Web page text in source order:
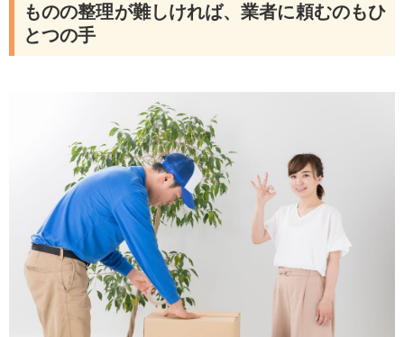
ものの整理が難しければ、業者に頼むのもひ
とつの手